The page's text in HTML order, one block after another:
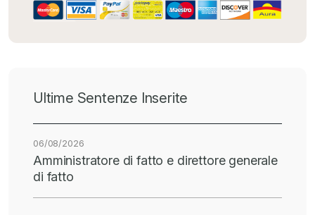
Ultime Sentenze Inserite
06/08/2026
Amministratore di fatto e direttore generale
di fatto